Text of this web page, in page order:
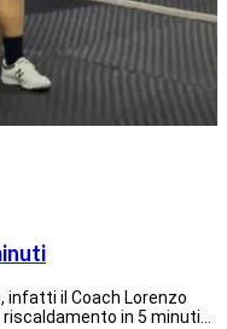
infatti il Coach Lorenzo
in 5 minuti…